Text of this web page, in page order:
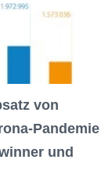
von
Pandemie
und